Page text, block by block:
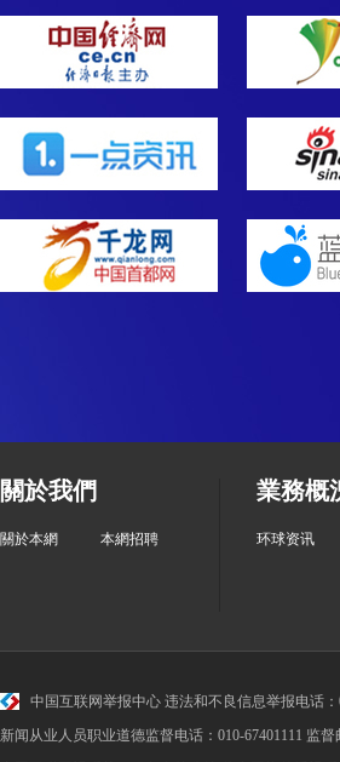
關於我們
關於本網 本網招聘
業務概
环球资讯
中国互联网举报中心 违法和不良信息举报电话：
新闻从业人员职业道德监督电话：010-67401111 监